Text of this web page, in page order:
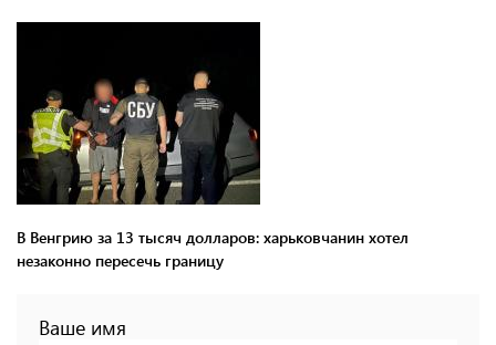
В Венгрию за 13 тысяч долларов: харьковчанин хотел
незаконно пересечь границу
Ваше имя